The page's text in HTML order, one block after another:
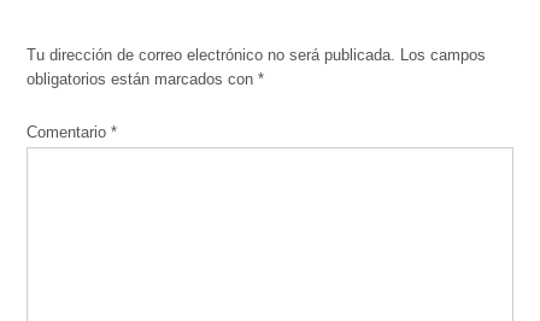
Tu dirección de correo electrónico no será publicada. Los campos
obligatorios están marcados con*
Comentario*